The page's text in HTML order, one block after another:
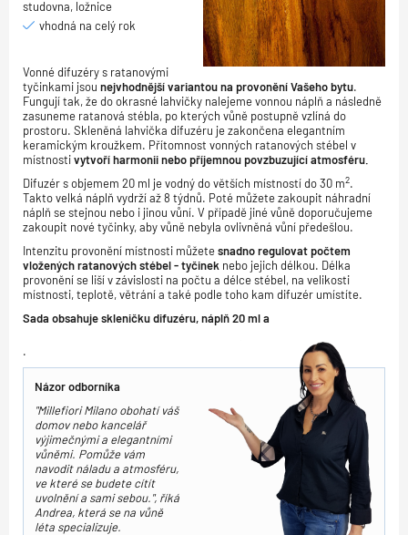
studovna, ložnice
vhodná na celý rok
Vonné difuzéry s ratanovými
tyčinkami jsou nejvhodnější variantou na provonění Vašeho bytu.
Fungují tak, že do okrasné lahvičky nalejeme vonnou náplň a následně
zasuneme ratanová stébla, po kterých vůně postupně vzlíná do
prostoru. Skleněná lahvička difuzéru je zakončena elegantním
keramickým kroužkem. Přítomnost vonných ratanových stébel v
místnostivytvoří harmonii nebo příjemnou povzbuzující atmosféru.
Difuzér s objemem 20 ml je vodný do větších místností do 30 m2.
Takto velká náplň vydrží až 8 týdnů. Poté můžete zakoupit náhradní
náplň se stejnou nebo i jinou vůní. V případě jiné vůně doporučujeme
zakoupit nové tyčinky, aby vůně nebyla ovlivněná vůní předešlou.
Intenzitu provonění místnosti můžetesnadno regulovat počtem
vložených ratanových stébel - tyčinek nebo jejich délkou. Délka
provonění se liší v závislosti na počtu a délce stébel, na velikosti
místnosti, teplotě, větrání a také podle toho kam difuzér umístíte.
Sada obsahuje skleničku difuzéru, náplň 20 ml a
.
Názor odborníka
"Millefiori Milano obohatí váš
domov nebo kancelář
výjimečnými a elegantními
vůněmi. Pomůže vám
navodit náladu a atmosféru,
ve které se budete cítít
uvolnění a sami sebou.", říká
Andrea, která se na vůně
léta specializuje.